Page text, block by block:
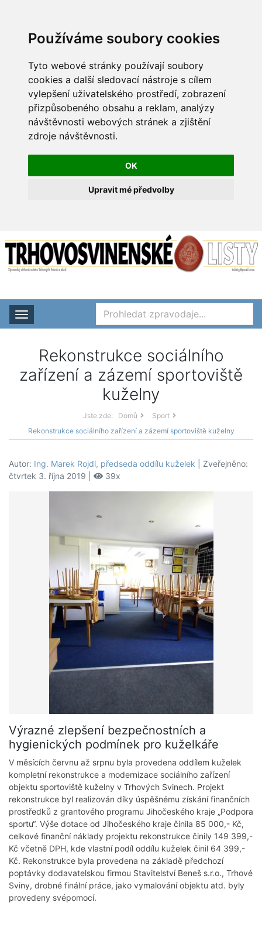
Používáme soubory cookies
Tyto webové stránky používají soubory
cookies a další sledovací nástroje s cílem
vylepšení uživatelského prostředí, zobrazení
přizpůsobeného obsahu a reklam, analýzy
návštěvnosti webových stránek a zjištění
zdroje návštěvnosti.
OK
Upravit mé předvolby
Rozbalit nabídku
Rekonstrukce sociálního
zařízení a zázemí sportoviště
kuželny
Jste zde: Domů
Sport
Rekonstrukce sociálního zařízení a zázemí sportoviště kuželny
Autor: Ing. Marek Rojdl, předseda oddílu kuželek | Zveřejněno:
čtvrtek 3. října 2019 |
39x
Výrazné zlepšení bezpečnostních a
hygienických podmínek pro kuželkáře
V měsících červnu až srpnu byla provedena oddílem kuželek
kompletní rekonstrukce a modernizace sociálního zařízení
objektu sportoviště kuželny v Trhových Svinech. Projekt
rekonstrukce byl realizován díky úspěšnému získání finančních
prostředků z grantového programu Jihočeského kraje „Podpora
sportu“. Výše dotace od Jihočeského kraje činila 85 000,- Kč,
celkové finanční náklady projektu rekonstrukce činily 149 399,-
Kč včetně DPH, kde vlastní podíl oddílu kuželek činil 64 399,-
Kč. Rekonstrukce byla provedena na základě předchozí
poptávky dodavatelskou firmou Stavitelství Beneš s.r.o., Trhové
Sviny, drobné finální práce, jako vymalování objektu atd. byly
provedeny svépomocí.